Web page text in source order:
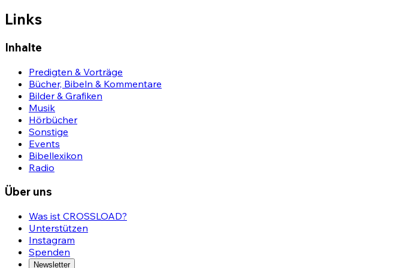
Links
Inhalte
Predigten & Vorträge
Bücher, Bibeln & Kommentare
Bilder & Grafiken
Musik
Hörbücher
Sonstige
Events
Bibellexikon
Radio
Über uns
Was ist CROSSLOAD?
Unterstützen
Instagram
Spenden
Newsletter